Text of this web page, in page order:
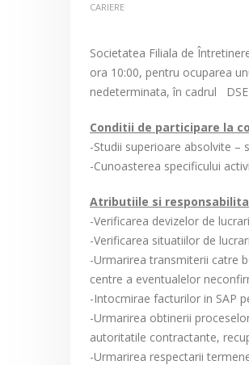
CARIERE
Societatea Filiala de
ora 10:00, pentru ocuparea
nedeterminata, în cadrul
Conditii de participare la
-Studii superioare absolvite –
-Cunoasterea specificului
Atributiile si
-Verificarea devizelor de
-Verificarea situatiilor de
-Urmarirea transmiterii catre
centre a eventualelor
-Intocmirae facturilor in SAP
-Urmarirea obtinerii
autoritatile contractante,
-Urmarirea respectarii